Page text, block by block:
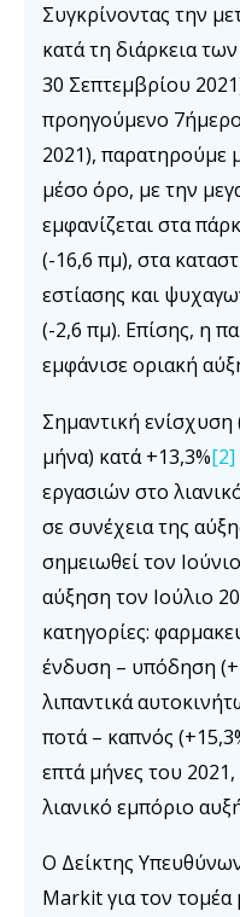
Συγκρίνοντας την
κατά τη διάρκεια
30 Σεπτεμβρίου
προηγούμενο
2021), παρατηρούμε
μέσο όρο, με την
εμφανίζεται στα
(-16,6 πμ), στα
εστίασης και
(-2,6 πμ). Επίσης, η
εμφάνισε οριακή
Σημαντική ενίσχυση
μήνα) κατά +13,3%[2]
εργασιών στο
σε συνέχεια της
σημειωθεί τον
αύξηση τον Ιούλιο
κατηγορίες:
ένδυση – υπόδηση
λιπαντικά
ποτά – καπνός
επτά μήνες του
λιανικό εμπόριο
Ο Δείκτης
Markit για τον